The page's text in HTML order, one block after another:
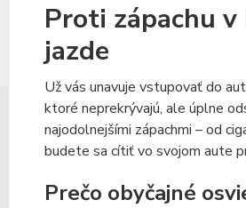
Proti zápachu
jazde
Už vás unavuje vstupovať do
ktoré neprekrývajú, ale úplne
najodolnejšími zápachmi – od
budete sa cítiť vo svojom aute
Prečo obyčajné